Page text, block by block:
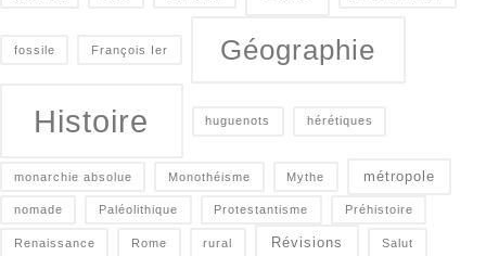
fossile François Ier Géographie
Histoire huguenots hérétiques
monarchie absolue Monothéisme Mythe métropole
nomade Paléolithique Protestantisme Préhistoire
Renaissance Rome rural Révisions Salut